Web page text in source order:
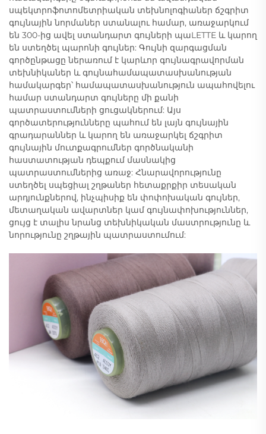
սպեկտրոֆոտոմետրիական տեխնոլոգիաներ ճշգրիտ
գույնային նորմաներ ստանալու համար, առաջարկում
են 300-ից ավել ստանդարտ գույների պաLETTE և կարող
են ստեղծել պարոնի գույներ: Գույնի զարգացման
գործընթացը ներառում է կարևոր գույնագրավորման
տեխնիկաներ և գույնահամապատասխանության
համակարգեր՝ համապատասխանություն ապահովելու
համար ստանդարտ գույները մի քանի
պատրաստումների ցուցակներում: Այս
գործատերությունները պահում են լայն գույնային
գրադարաններ և կարող են առաջարկել ճշգրիտ
գույնային մուտքագրումներ գործնականի
հաստատության դեպքում մասնակից
պատրաստումներից առաջ: Հնարավորությունը
ստեղծել սպեցիալ շղթաներ հետաքրքիր տեսական
արդյունքներով, ինչպիսիք են փոփոխական գույներ,
մետաղական ավարտներ կամ գույնափոխություններ,
ցույց է տալիս նրանց տեխնիկական մաստրությունը և
նորությունը շղթային պատրաստումում: